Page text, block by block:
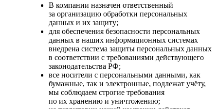
В компании назначен ответственный
за организацию обработки персональных
данных и их защиту;
для обеспечения безопасности персональных
данных в наших информационных системах
внедрена система защиты персональных данных
в соответствии с требованиями действующего
законодательства РФ;
все носители с персональными данными, как
бумажные, так и электронные, подлежат учёту,
мы соблюдаем строгие требования
по их хранению и уничтожению;